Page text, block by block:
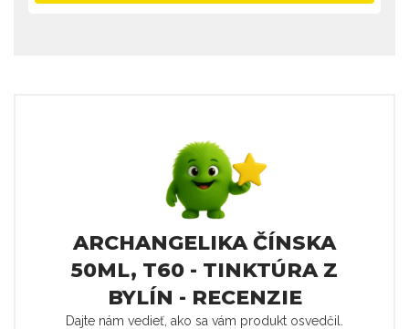
ARCHANGELIKA ČÍNSKA
50ML, T60 - TINKTÚRA Z
BYLÍN - RECENZIE
Dajte nám vedieť, ako sa vám produkt osvedčil.